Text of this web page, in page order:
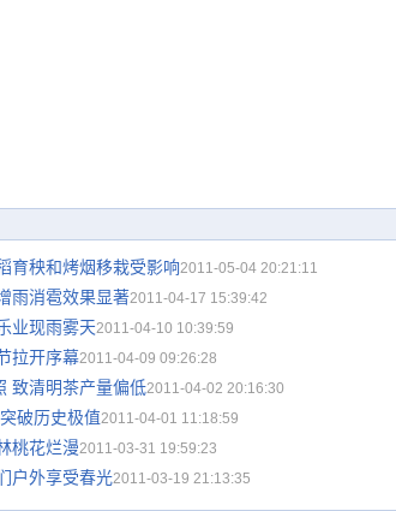
育秧和烤烟移栽受影响2011-05-04 20:21:11
雨消雹效果显著2011-04-17 15:39:42
业现雨雾天2011-04-10 10:39:59
拉开序幕2011-04-09 09:26:28
致清明茶产量偏低2011-04-02 20:16:30
破历史极值2011-04-01 11:18:59
桃花烂漫2011-03-31 19:59:23
户外享受春光2011-03-19 21:13:35